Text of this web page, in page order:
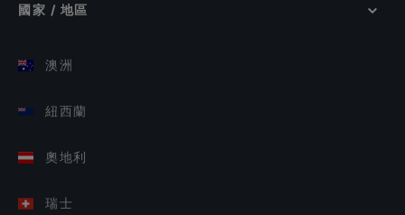
國家 / 地區
澳洲
紐西蘭
奧地利
瑞士